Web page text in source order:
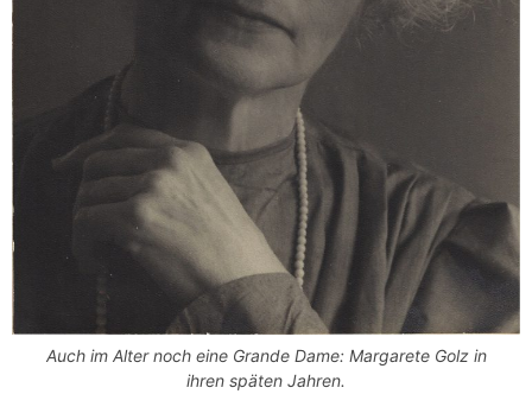
Auch im Alter noch eine Grande Dame: Margarete Golz in
ihren späten Jahren.